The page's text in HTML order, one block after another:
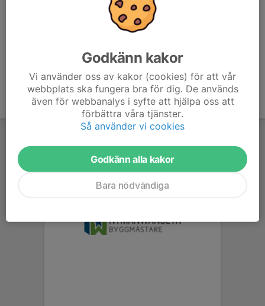
Godkänn kakor
Vi använder oss av kakor (cookies) för att vår
webbplats ska fungera bra för dig. De används
även för webbanalys i syfte att hjälpa oss att
förbättra våra tjänster.
Så använder vi cookies
Godkänn alla kakor
Bara nödvändiga